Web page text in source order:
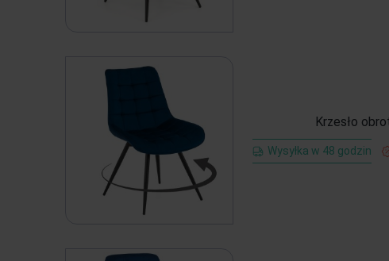
Krzesło
Wysyłka w 48 godzin